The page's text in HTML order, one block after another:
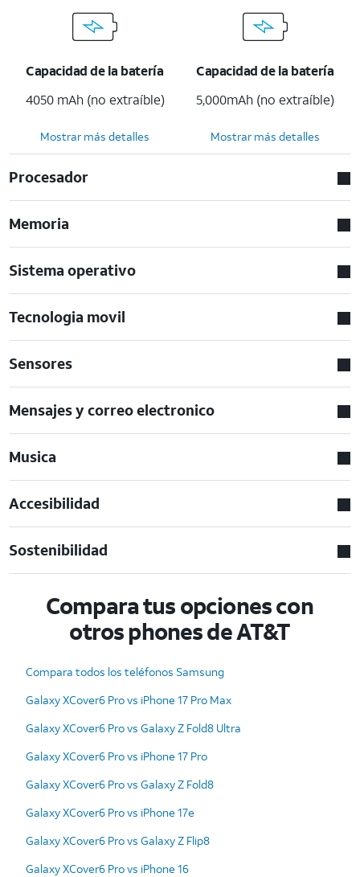
Capacidad de la batería
4050 mAh (no extraíble)
Capacidad de la batería
5,000mAh (no extraíble)
Mostrar más detalles Mostrar más detalles
Procesador
Memoria
Sistema operativo
Tecnologia movil
Sensores
Mensajes y correo electronico
Musica
Accesibilidad
Sostenibilidad
Compara tus opciones con
otros phones de AT&T
Compara todos los teléfonos Samsung
Galaxy XCover6 Pro vs iPhone 17 Pro Max
Galaxy XCover6 Pro vs Galaxy Z Fold8 Ultra
Galaxy XCover6 Pro vs iPhone 17 Pro
Galaxy XCover6 Pro vs Galaxy Z Fold8
Galaxy XCover6 Pro vs iPhone 17e
Galaxy XCover6 Pro vs Galaxy Z Flip8
Galaxy XCover6 Pro vs iPhone 16